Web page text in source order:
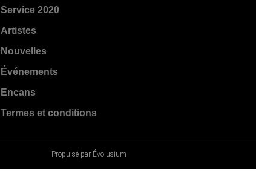
Service 2020
Artistes
Nouvelles
Événements
Encans
Termes et conditions
Propulsé par Évolusium